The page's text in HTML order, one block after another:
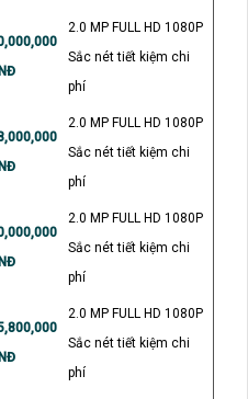
2.0 MP FULL HD 1080P
Sắc nét tiết kiệm chi
phí
2.0 MP FULL HD 1080P
Sắc nét tiết kiệm chi
phí
2.0 MP FULL HD 1080P
Sắc nét tiết kiệm chi
phí
2.0 MP FULL HD 1080P
Sắc nét tiết kiệm chi
phí